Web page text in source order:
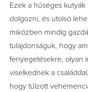
Ezek a hűséges
dolgozni, és utolsó
miközben mindig
tulajdonságuk, hogy
fenyegetésekre, olyan
viselkednek a
hogy túlzott